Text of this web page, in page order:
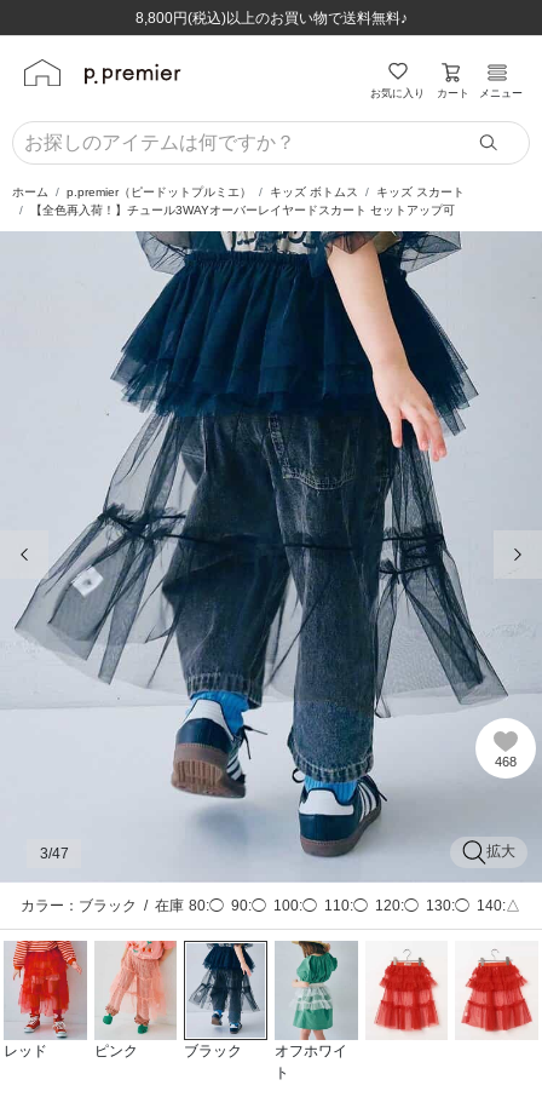
8,800円(税込)以上のお買い物で送料無料♪
ほぼ全品半額！！8/12(水)お昼12:59まで！！
8,800円(税込)以上のお買い物で送料無料♪
ほぼ全品半額！！8/12(水)お昼12:59まで！！
お気に入り カート メニュー
ホーム p.premier（ピードットプルミエ） キッズ ボトムス
キッズ スカート
【全色再入荷！】チュール3WAYオーバーレイヤードスカート セットアップ可
前の画像
468
拡大
3/47
カラー：ブラック / 在庫 80:◯ 90:◯ 100:◯ 110:◯ 120:◯ 130:◯ 140:△
レッド ピンク ブラック
オフホワイ
ト